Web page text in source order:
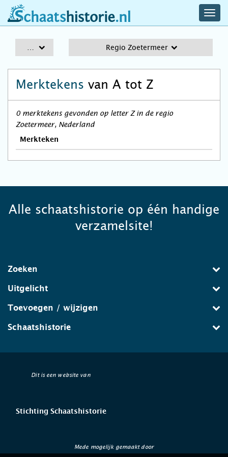
schaatshistorie.nl
Regio Zoetermeer
Merktekens van A tot Z
0 merktekens gevonden op letter Z in de regio
Zoetermeer, Nederland
Merkteken
Alle schaatshistorie op één handige
verzamelsite!
Zoeken
Uitgelicht
Toevoegen / wijzigen
Schaatshistorie
Dit is een website van
Stichting Schaatshistorie
Mede mogelijk gemaakt door